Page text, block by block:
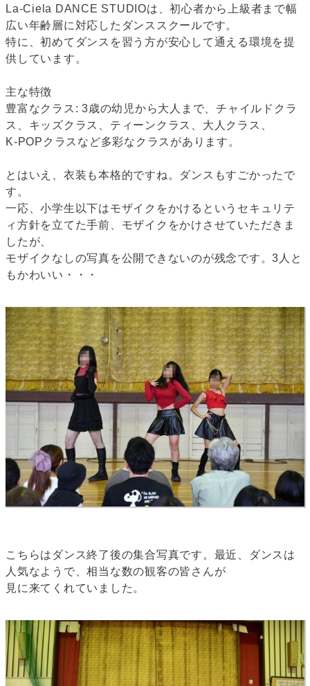
La-Ciela DANCE STUDIOは、初心者から上級者まで幅
広い年齢層に対応したダンススクールです。
特に、初めてダンスを習う方が安心して通える環境を提
供しています。
主な特徴
豊富なクラス: 3歳の幼児から大人まで、チャイルドクラ
ス、キッズクラス、ティーンクラス、大人クラス、
K-POPクラスなど多彩なクラスがあります。
とはいえ、衣装も本格的ですね。ダンスもすごかったで
す。
一応、小学生以下はモザイクをかけるというセキュリテ
ィ方針を立てた手前、モザイクをかけさせていただきま
したが、
モザイクなしの写真を公開できないのが残念です。3人と
もかわいい・・・
こちらはダンス終了後の集合写真です。最近、ダンスは
人気なようで、相当な数の観客の皆さんが
見に来てくれていました。